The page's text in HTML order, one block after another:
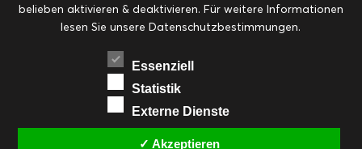
Eingemachtes Ohne Kategorie Ostern Resteküche
RezepteSaisonalSliderStartseite
Suppen, Salate & Vorspeisen
Vorspeisen, Salate & Suppen
Weihnachten Workshops & Events
belieben aktivieren & deaktivieren. Für weitere Informationen
lesen Sie unsere Datenschutzbestimmungen.
Essenziell
Statistik
Externe Dienste
✓ Akzeptieren